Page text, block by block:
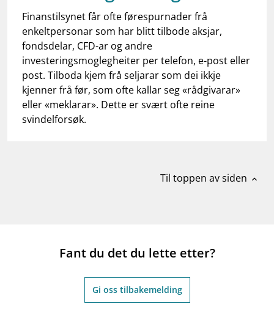
Finanstilsynet får ofte førespurnader frå
enkeltpersonar som har blitt tilbode aksjar,
fondsdelar, CFD-ar og andre
investeringsmoglegheiter per telefon, e-post eller
post. Tilboda kjem frå seljarar som dei ikkje
kjenner frå før, som ofte kallar seg «rådgivarar»
eller «meklarar». Dette er svært ofte reine
svindelforsøk.
Til toppen av siden expand_less
Fant du det du lette etter?
Gi oss tilbakemelding